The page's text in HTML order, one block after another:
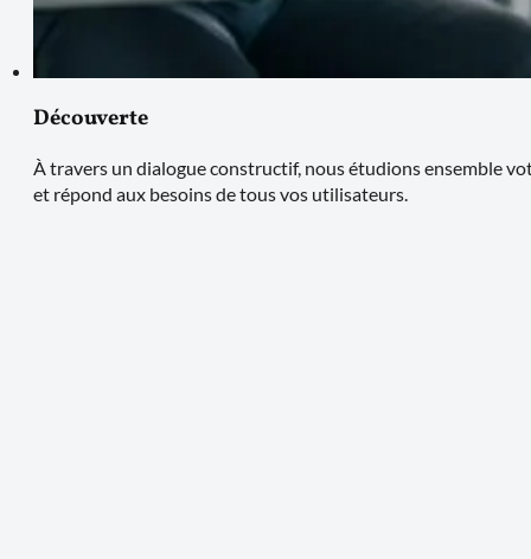
Découverte
À travers un dialogue constructif, nous étudions ensemble
et répond aux besoins de tous vos utilisateurs.